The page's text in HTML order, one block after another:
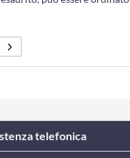
telefonica